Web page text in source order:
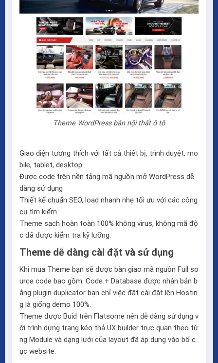
Theme WordPress bán nội thất ô tô
Giao diện tương thích với tất cả thiết bị, trình duyệt, mo
bile, tablet, desktop…
Được code trên nền tảng mã nguồn mở WordPress dễ
dàng sử dụng
Thiết kế chuẩn SEO, load nhanh nhẹ tối ưu với các công
cụ tìm kiếm
Theme sạch hoàn toàn 100% không virus, không mã độ
c đã được kiểm tra kỹ lưỡng.
Theme dễ dàng cài đặt và sử dụng
Khi mua Theme bạn sẽ được bàn giao mã nguồn Full so
urce code bao gồm: Code + Database được nhân bản b
ằng plugin duplicator bạn chỉ việc đăt cài đặt lên Hostin
g là giống demo 100%.
Theme được Buid trên Flatsome nên dễ dàng sử dụng v
ới trình dựng trang kéo thả UX builder trực quan theo từ
ng Module và dạng lưới của layout đã áp dụng vào bố c
ục website.